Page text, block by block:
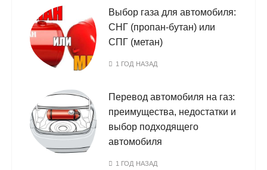
Выбор газа для автомобиля:
СНГ (пропан-бутан) или
СПГ (метан)
1 ГОД НАЗАД
Перевод автомобиля на газ:
преимущества, недостатки и
выбор подходящего
автомобиля
1 ГОД НАЗАД